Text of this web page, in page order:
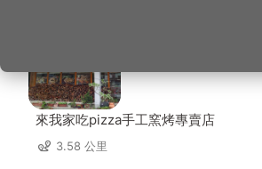
來我家吃pizza手工窯烤專賣店
3.58 公里